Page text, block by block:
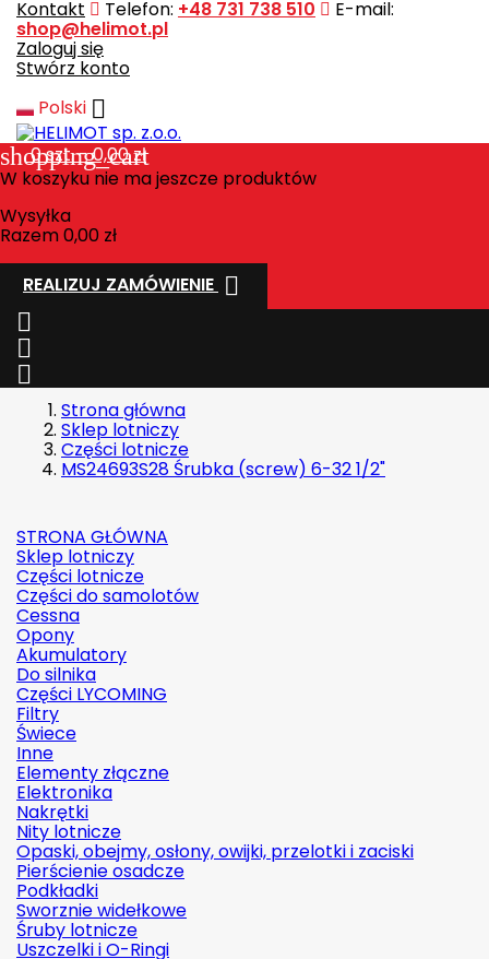
Kontakt Telefon: +48 731 738 510 E-mail:
shop@helimot.pl
Zaloguj się
Stwórz konto
Polski 
shopping_cart
0szt. - 0,00 zł
W koszyku nie ma jeszcze produktów
Wysyłka
Razem0,00 zł
REALIZUJ ZAMÓWIENIE 



Strona główna
Sklep lotniczy
Części lotnicze
MS24693S28 Śrubka (screw) 6-32 1/2"
STRONA GŁÓWNA
Sklep lotniczy
Części lotnicze
Części do samolotów
Cessna
Opony
Akumulatory
Do silnika
Części LYCOMING
Filtry
Świece
Inne
Elementy złączne
Elektronika
Nakrętki
Nity lotnicze
Opaski, obejmy, osłony, owijki, przelotki i zaciski
Pierścienie osadcze
Podkładki
Sworznie widełkowe
Śruby lotnicze
Uszczelki i O-Ringi